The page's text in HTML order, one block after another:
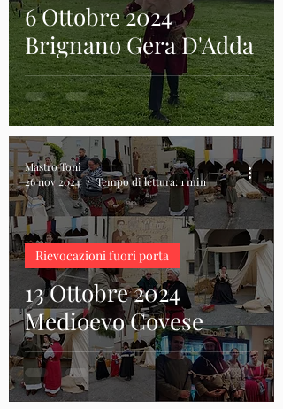
6 Ottobre 2024
Brignano Gera D'Adda
13 Ottobre 2024
Medioevo Covese
Rievocazioni fuori porta
Mastro Toni
26 nov 2024
Tempo di lettura: 1 min